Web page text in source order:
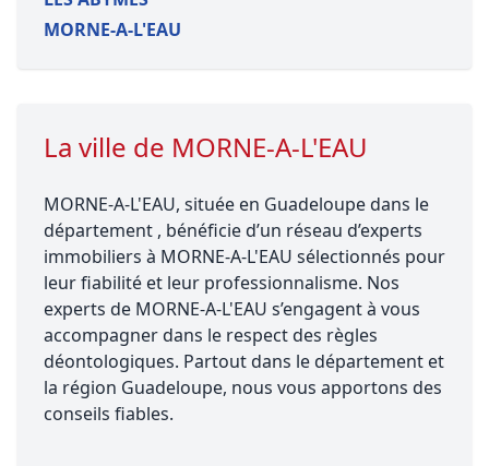
MORNE-A-L'EAU
La ville de MORNE-A-L'EAU
MORNE-A-L'EAU, située en Guadeloupe dans le
département , bénéficie d’un réseau d’experts
immobiliers à MORNE-A-L'EAU sélectionnés pour
leur fiabilité et leur professionnalisme. Nos
experts de MORNE-A-L'EAU s’engagent à vous
accompagner dans le respect des règles
déontologiques. Partout dans le département et
la région Guadeloupe, nous vous apportons des
conseils fiables.